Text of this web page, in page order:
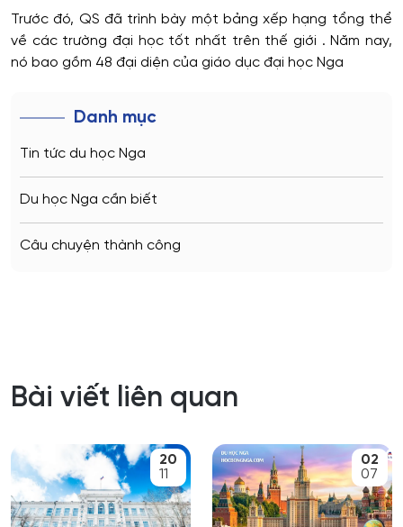
Trước đó, QS đã trình bày một bảng xếp hạng tổng thể
về các trường đại học tốt nhất trên thế giới . Năm nay,
nó bao gồm 48 đại diện của giáo dục đại học Nga
Danh mục
Tin tức du học Nga
Du học Nga cần biết
Câu chuyện thành công
Bài viết liên quan
20
11
02
07